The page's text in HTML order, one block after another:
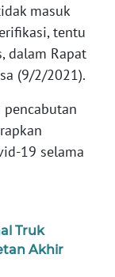
masuk
tentu
dalam Rapat
(9/2/2021).
19 selama
Truk
Akhir